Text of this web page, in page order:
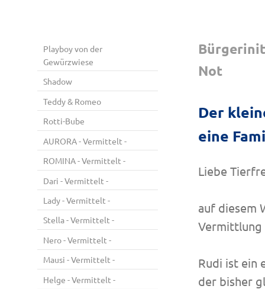
Not
Der
eine
Liebe
auf diesem
Vermittlung
Rudi ist ein
der bisher
Playboy von der
Gewürzwiese
Shadow
Teddy & Romeo
Rotti-Bube
AURORA - Vermittelt -
ROMINA - Vermittelt -
Dari - Vermittelt -
Lady - Vermittelt -
Stella - Vermittelt -
Nero - Vermittelt -
Mausi - Vermittelt -
Helge - Vermittelt -